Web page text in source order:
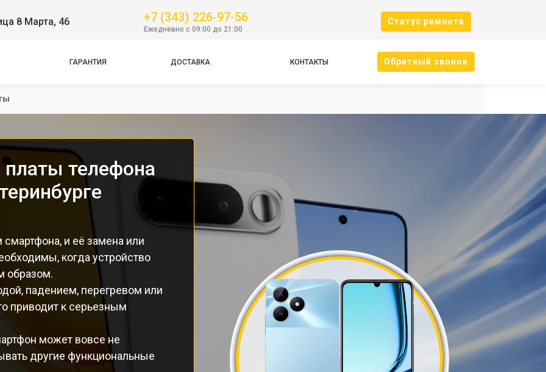
8 Марта, 46 +7 (343) 226-97-56
Ежедневно с 09:00 до 21:00
Cтатус ремонта
ГАРАНТИЯ ДОСТАВКА КОНТАКТЫ Oбратный звонок
телефона
и её замена или
когда устройство
образом.
падением, перегревом или
приводит к серьезным
может вовсе не
другие функциональные